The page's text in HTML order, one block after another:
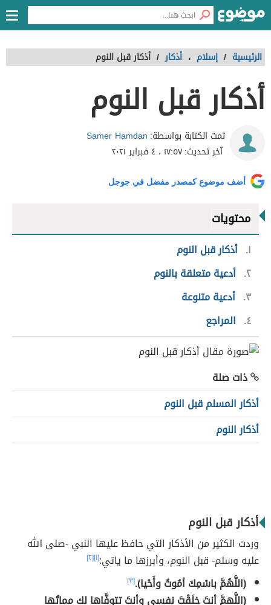
الرئيسية / إسلام ، أذكار / أذكار قبل النوم
أذكار قبل النوم
تمت الكتابة بواسطة: Samer Hamdan
آخر تحديث:١٧:٥٧ ، ٤ فبراير ٢٠٢١
أضف موضوع كمصدر مفضل في جوجل
محتويات
١ أذكار قبل النوم
٢ أدعية متعلقة بالنوم
٣ أدعية متنوعة
٤
المراجع
ذات صلة
أذكار المسلم قبل النوم
أذكار النوم
أذكار قبل النوم
وردت الكثير من الأذكار التي حافظ عليها النبي -صلى الله
عليه وسلم- قبل النوم، وأبرزها ما ياتي:[١] [٢]
(اللَّهُمَّ باسْمِكَ أمُوتُ وأَحْيا).[٣]
(اللَّهمَّ أنتَ خلَقْتَ نفسي وأنتَ تتوفَّاها لك مماتُها